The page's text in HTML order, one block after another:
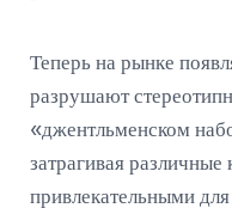
Теперь на рынке
разрушают
«джентльменском
затрагивая различные
привлекательными